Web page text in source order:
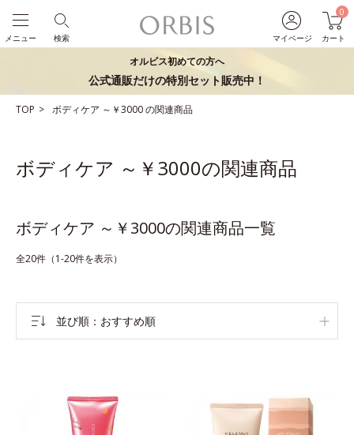
マイページ
0
カート
検索
メニュー
オルビス初めての方へ
公式通販だけの特別セット販売中！
TOP ボディケア ～￥3000の関連商品
ボディケア ～￥3000の関連商品
ボディケア ～￥3000の関連商品一覧
全20件（1-20件を表示）
並び順 おすすめ順